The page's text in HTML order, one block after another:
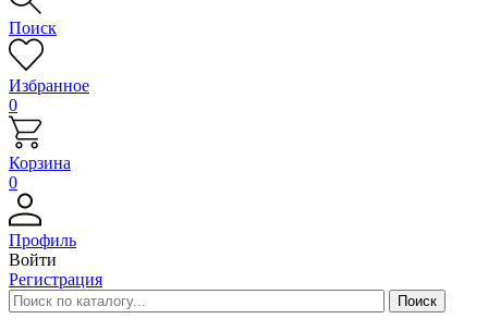
Поиск
Избранное
0
Корзина
0
Профиль
Войти
Регистрация